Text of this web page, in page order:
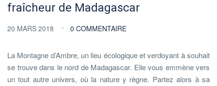
fraîcheur de Madagascar
20 MARS 2018 0 COMMENTAIRE
La Montagne d’Ambre, un lieu écologique et verdoyant à souhait
se trouve dans le nord de Madagascar. Elle vous emmène vers
un tout autre univers, où la nature y règne. Partez alors à sa